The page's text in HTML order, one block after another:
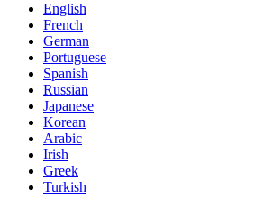
English
French
German
Portuguese
Spanish
Russian
Japanese
Korean
Arabic
Irish
Greek
Turkish